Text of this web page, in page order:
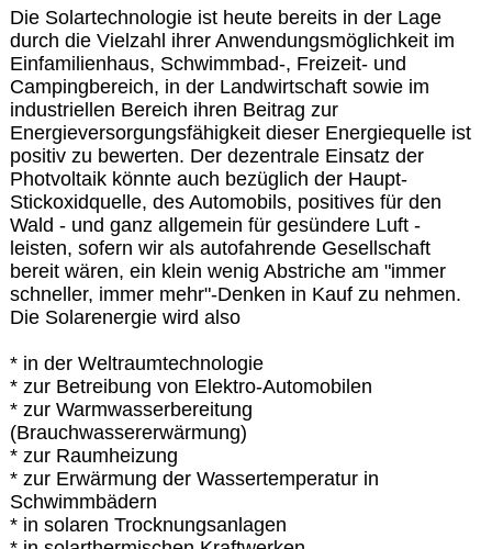
Die Solartechnologie ist heute bereits in der Lage
durch die Vielzahl ihrer Anwendungsmöglichkeit im
Einfamilienhaus, Schwimmbad-, Freizeit- und
Campingbereich, in der Landwirtschaft sowie im
industriellen Bereich ihren Beitrag zur
Energieversorgungsfähigkeit dieser Energiequelle ist
positiv zu bewerten. Der dezentrale Einsatz der
Photvoltaik könnte auch bezüglich der Haupt-
Stickoxidquelle, des Automobils, positives für den
Wald - und ganz allgemein für gesündere Luft -
leisten, sofern wir als autofahrende Gesellschaft
bereit wären, ein klein wenig Abstriche am "immer
schneller, immer mehr"-Denken in Kauf zu nehmen.
Die Solarenergie wird also
* in der Weltraumtechnologie
* zur Betreibung von Elektro-Automobilen
* zur Warmwasserbereitung
(Brauchwassererwärmung)
* zur Raumheizung
* zur Erwärmung der Wassertemperatur in
Schwimmbädern
* in solaren Trocknungsanlagen